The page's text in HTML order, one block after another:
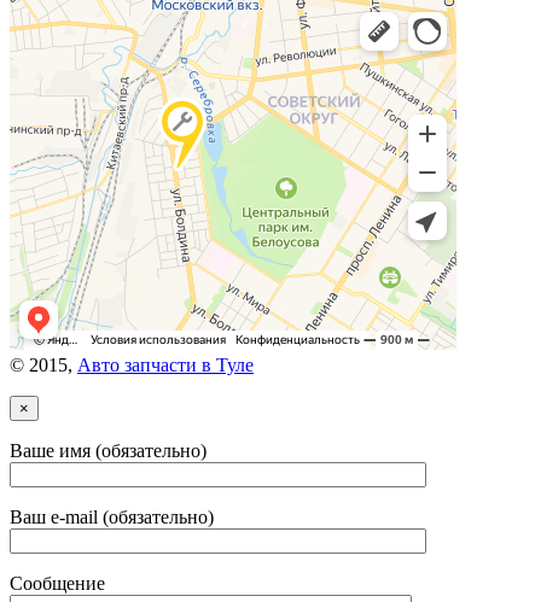
© 2015, Авто запчасти в Туле
×
Ваше имя (обязательно)
Ваш e-mail (обязательно)
Сообщение